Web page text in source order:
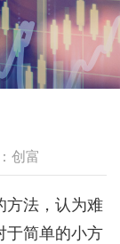
创富
方法，认为难
于简单的小方